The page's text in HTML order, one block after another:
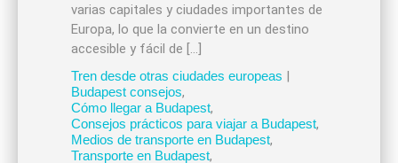
varias capitales y ciudades importantes de
Europa, lo que la convierte en un destino
accesible y fácil de […]
Tren desde otras ciudades europeas
Budapest consejos,
Cómo llegar a Budapest,
Consejos prácticos para viajar a Budapest,
Medios de transporte en Budapest,
Transporte en Budapest,